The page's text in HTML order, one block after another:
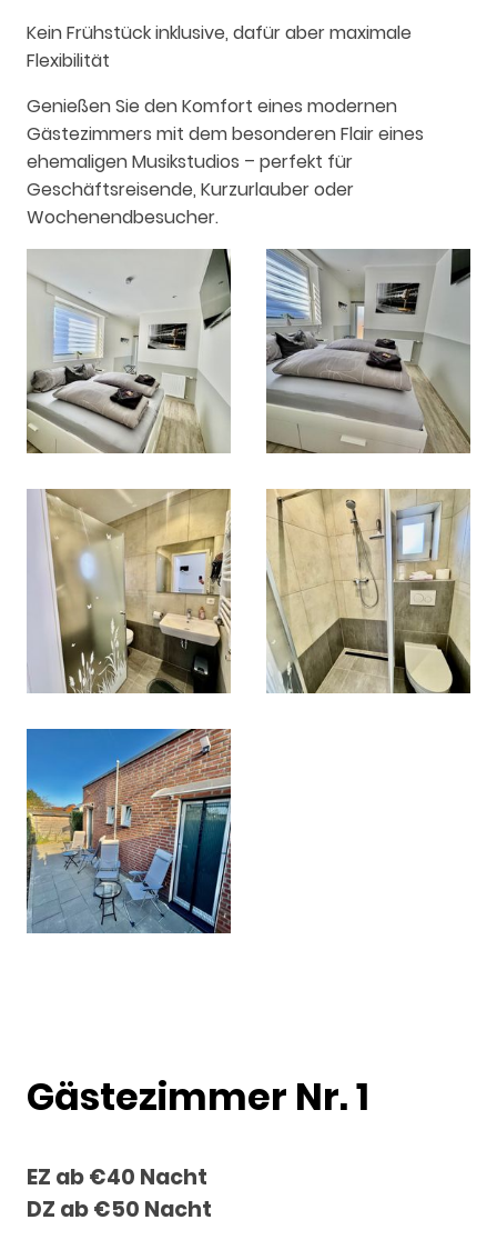
Kein Frühstück inklusive, dafür aber maximale
Flexibilität
Genießen Sie den Komfort eines modernen
Gästezimmers mit dem besonderen Flair eines
ehemaligen Musikstudios – perfekt für
Geschäftsreisende, Kurzurlauber oder
Wochenendbesucher.
Gästezimmer Nr. 1
EZ ab €40 Nacht
DZ ab €50 Nacht